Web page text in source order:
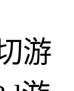
游